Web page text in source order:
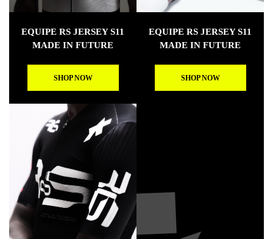
EQUIPE RS JERSEY S11
MADE IN FUTURE
SHOP NOW
EQUIPE RS JERSEY S11
MADE IN FUTURE
SHOP NOW